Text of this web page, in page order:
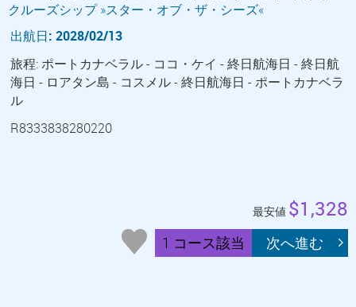
クルーズシップ »スター・オブ・ザ・シーズ«
出航日: 2028/02/13
旅程: ポートカナベラル - ココ・ケイ - 終日航海日 - 終日航
海日 - ロアタン島 - コスメル - 終日航海日 - ポートカナベラ
ル
R8333838280220
最安値 $1,328
1 コース該当 次へ進む